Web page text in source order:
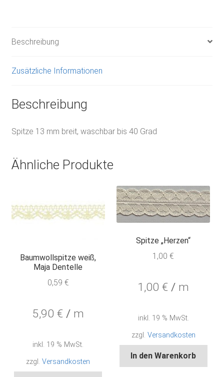
Beschreibung
Zusätzliche Informationen
Beschreibung
Spitze 13 mm breit, waschbar bis 40 Grad
Ähnliche Produkte
Baumwollspitze weiß,
Maja Dentelle
0,59 €
5,90 € / m
inkl. 19 % MwSt.
zzgl.Versandkosten
Spitze „Herzen“
1,00€
1,00€ / m
inkl. 19 % MwSt.
zzgl. Versandkosten
In den Warenkorb